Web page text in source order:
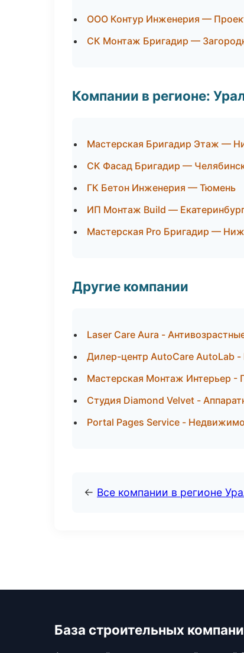
ООО Контур Инженерия —
СК Монтаж Бригадир —
Компании в регионе:
Мастерская Бригадир Этаж —
СК Фасад Бригадир —
ГК Бетон Инженерия — Тюмень
ИП Монтаж Build —
Мастерская Pro Бригадир —
Другие компании
Laser Care Aura -
Дилер-центр AutoCare AutoLab -
Мастерская Монтаж Интерьер -
Студия Diamond Velvet -
Portal Pages Service -
← Все компании в регионе
База строительных